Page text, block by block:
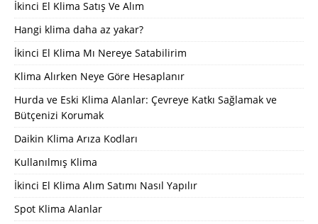
İkinci El Klima Satış Ve Alım
Hangi klima daha az yakar?
İkinci El Klima Mı Nereye Satabilirim
Klima Alırken Neye Göre Hesaplanır
Hurda ve Eski Klima Alanlar: Çevreye Katkı Sağlamak ve
Bütçenizi Korumak
Daikin Klima Arıza Kodları
Kullanılmış Klima
İkinci El Klima Alım Satımı Nasıl Yapılır
Spot Klima Alanlar